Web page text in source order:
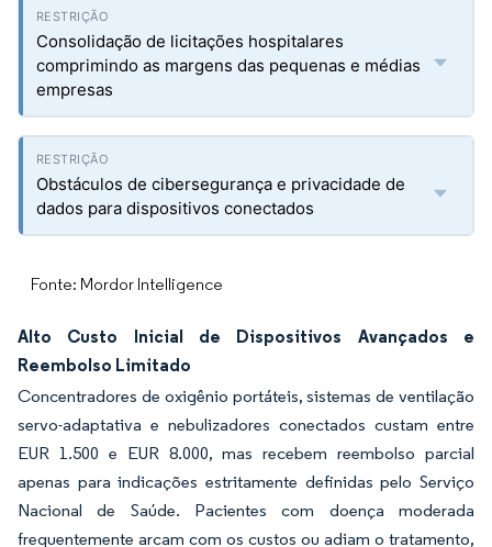
Consolidação de licitações hospitalares
comprimindo as margens das pequenas e médias
empresas
Obstáculos de cibersegurança e privacidade de
dados para dispositivos conectados
Fonte: Mordor Intelligence
Alto Custo Inicial de Dispositivos Avançados e
Reembolso Limitado
Concentradores de oxigênio portáteis, sistemas de ventilação
servo-adaptativa e nebulizadores conectados custam entre
EUR 1.500 e EUR 8.000, mas recebem reembolso parcial
apenas para indicações estritamente definidas pelo Serviço
Nacional de Saúde. Pacientes com doença moderada
frequentemente arcam com os custos ou adiam o tratamento,